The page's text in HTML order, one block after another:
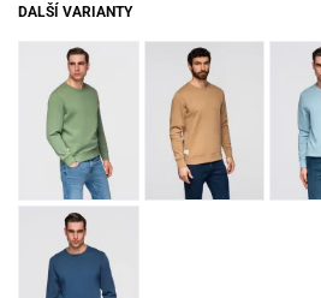
DALŠÍ VARIANTY